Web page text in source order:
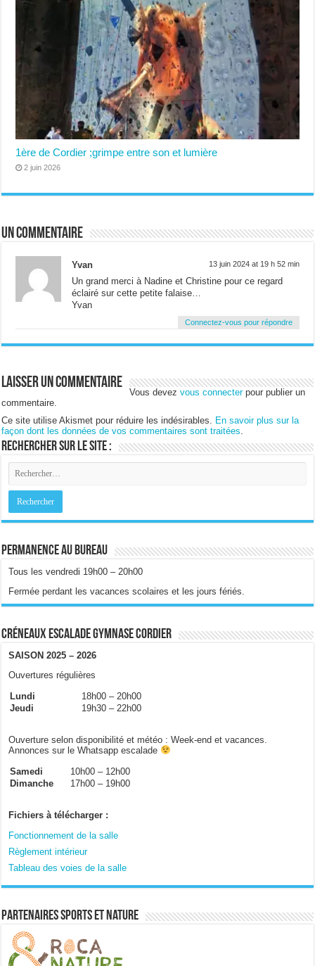
1ère de Cordier ;grimpe entre son et lumière
2 juin 2026
Un commentaire
Yvan 13 juin 2024 at 19 h 52 min
Un grand merci à Nadine et Christine pour ce regard
éclairé sur cette petite falaise…
Yvan
Connectez-vous pour répondre
Laisser un commentaire
Vous devezvous connecterpour publier un
commentaire.
Ce site utilise Akismet pour réduire les indésirables.
En savoir plus sur la
façon dont les données de vos commentaires sont traitées
Rechercher sur le site :
Permanence au bureau
Tous les vendredi 19h00 – 20h00
Fermée perdant les vacances scolaires et les jours fériés.
Créneaux escalade gymnase Cordier
SAISON 2025 – 2026
Ouvertures régulières
Lundi
18h00 – 20h00
Jeudi
19h30 – 22h00
Ouverture selon disponibilité et météo : Week-end et vacances.
Annonces sur le Whatsapp escalade
Samedi
10h00 – 12h00
Dimanche
17h00 – 19h00
Fichiers à télécharger :
Fonctionnement de la salle
Règlement intérieur
Tableau des voies de la salle
Partenaires sports et nature